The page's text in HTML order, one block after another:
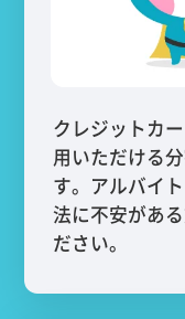
クレジットカ
用いただける
す。アルバイ
法に不安があ
ださい。